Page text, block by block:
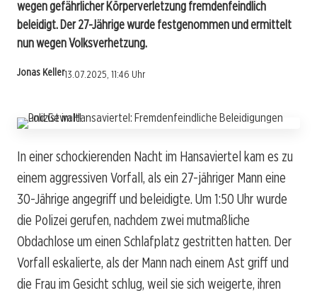
wegen gefährlicher Körperverletzung fremdenfeindlich
beleidigt. Der 27-Jährige wurde festgenommen und ermittelt
nun wegen Volksverhetzung.
Jonas Keller13.07.2025, 11:46 Uhr
In einer schockierenden Nacht im Hansaviertel kam es zu
einem aggressiven Vorfall, als ein 27-jähriger Mann eine
30-Jährige angegriff und beleidigte. Um 1:50 Uhr wurde
die Polizei gerufen, nachdem zwei mutmaßliche
Obdachlose um einen Schlafplatz gestritten hatten. Der
Vorfall eskalierte, als der Mann nach einem Ast griff und
die Frau im Gesicht schlug, weil sie sich weigerte, ihren